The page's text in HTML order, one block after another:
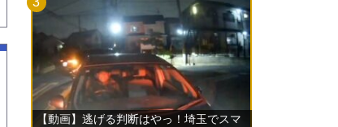
【動画】逃げる判断はやっ！埼玉でスマ